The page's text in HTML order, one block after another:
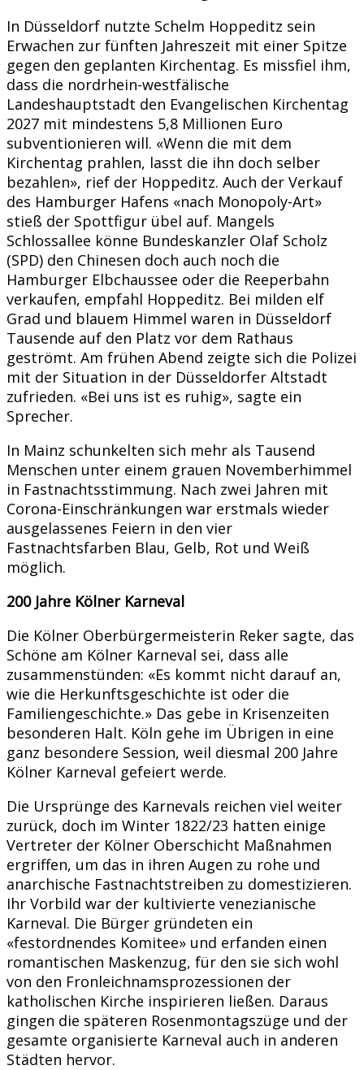
In Düsseldorf nutzte Schelm Hoppeditz sein
Erwachen zur fünften Jahreszeit mit einer Spitze
gegen den geplanten Kirchentag. Es missfiel ihm,
dass die nordrhein-westfälische
Landeshauptstadt den Evangelischen Kirchentag
2027 mit mindestens 5,8 Millionen Euro
subventionieren will. «Wenn die mit dem
Kirchentag prahlen, lasst die ihn doch selber
bezahlen», rief der Hoppeditz. Auch der Verkauf
des Hamburger Hafens «nach Monopoly-Art»
stieß der Spottfigur übel auf. Mangels
Schlossallee könne Bundeskanzler Olaf Scholz
(SPD) den Chinesen doch auch noch die
Hamburger Elbchaussee oder die Reeperbahn
verkaufen, empfahl Hoppeditz. Bei milden elf
Grad und blauem Himmel waren in Düsseldorf
Tausende auf den Platz vor dem Rathaus
geströmt. Am frühen Abend zeigte sich die Polizei
mit der Situation in der Düsseldorfer Altstadt
zufrieden. «Bei uns ist es ruhig», sagte ein
Sprecher.
In Mainz schunkelten sich mehr als Tausend
Menschen unter einem grauen Novemberhimmel
in Fastnachtsstimmung. Nach zwei Jahren mit
Corona-Einschränkungen war erstmals wieder
ausgelassenes Feiern in den vier
Fastnachtsfarben Blau, Gelb, Rot und Weiß
möglich.
200 Jahre Kölner Karneval
Die Kölner Oberbürgermeisterin Reker sagte, das
Schöne am Kölner Karneval sei, dass alle
zusammenstünden: «Es kommt nicht darauf an,
wie die Herkunftsgeschichte ist oder die
Familiengeschichte.» Das gebe in Krisenzeiten
besonderen Halt. Köln gehe im Übrigen in eine
ganz besondere Session, weil diesmal 200 Jahre
Kölner Karneval gefeiert werde.
Die Ursprünge des Karnevals reichen viel weiter
zurück, doch im Winter 1822/23 hatten einige
Vertreter der Kölner Oberschicht Maßnahmen
ergriffen, um das in ihren Augen zu rohe und
anarchische Fastnachtstreiben zu domestizieren.
Ihr Vorbild war der kultivierte venezianische
Karneval. Die Bürger gründeten ein
«festordnendes Komitee» und erfanden einen
romantischen Maskenzug, für den sie sich wohl
von den Fronleichnamsprozessionen der
katholischen Kirche inspirieren ließen. Daraus
gingen die späteren Rosenmontagszüge und der
gesamte organisierte Karneval auch in anderen
Städten hervor.